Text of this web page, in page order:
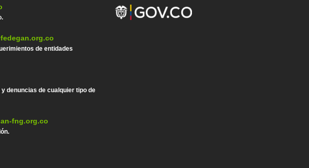
de entidades
denuncias de cualquier tipo de
fng.org.co